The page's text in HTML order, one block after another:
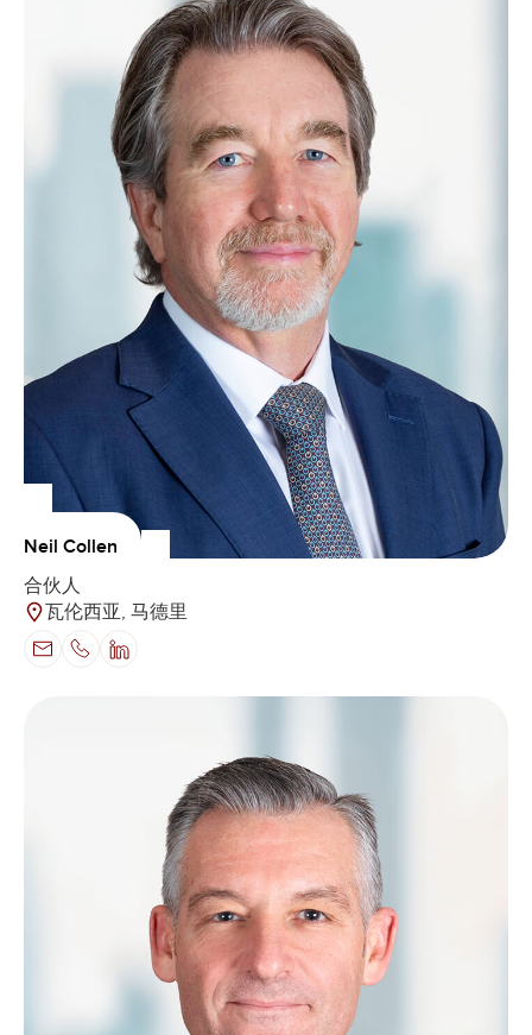
Neil Collen
合伙人
瓦伦西亚, 马德里